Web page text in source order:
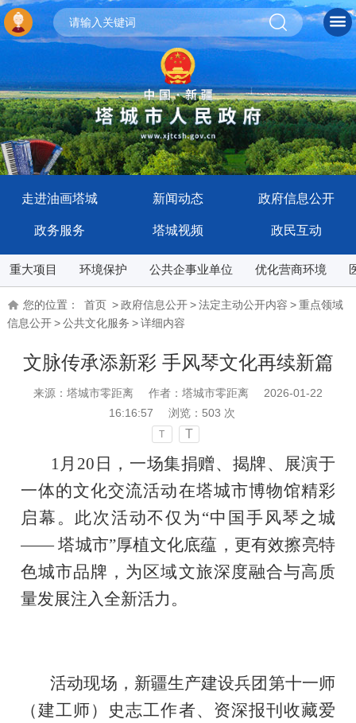
走进油画塔城 新闻动态 政府信息公开
政务服务 塔城视频 政民互动
重大项目 环境保护 公共企事业单位 优化营商环境
您的位置： 首页 >政府信息公开>法定主动公开内容 >重点领域
信息公开>公共文化服务 >详细内容
文脉传承添新彩 手风琴文化再续新篇
来源：塔城市零距离 作者：塔城市零距离
2026-01-22
16:16:57
浏览： 503 次
T T
1月20日，一场集捐赠、揭牌、展演于
一体的文化交流活动在塔城市博物馆精彩
启幕。此次活动不仅为“中国手风琴之城
—— 塔城市”厚植文化底蕴，更有效擦亮特
色城市品牌，为区域文旅深度融合与高质
量发展注入全新活力。
活动现场，新疆生产建设兵团第十一师
（建工师）史志工作者、资深报刊收藏爱